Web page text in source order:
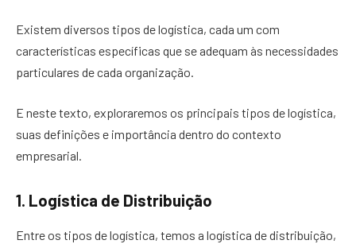
Existem diversos tipos de logística, cada um com
características específicas que se adequam às necessidades
particulares de cada organização.
E neste texto, exploraremos os principais tipos de logística,
suas definições e importância dentro do contexto
empresarial.
1. Logística de Distribuição
Entre os tipos de logística, temos a logística de distribuição,